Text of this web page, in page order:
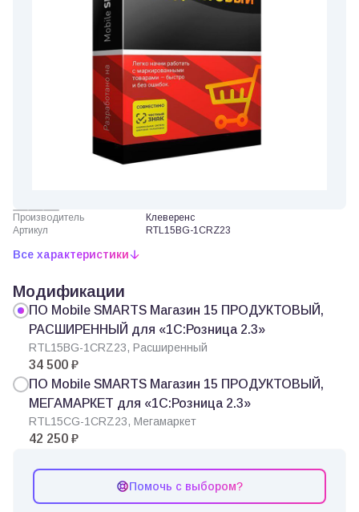
Производитель
Клеверенс
Артикул
RTL15BG-1CRZ23
Все характеристики
Модификации
ПО Mobile SMARTS Магазин 15 ПРОДУКТОВЫЙ,
РАСШИРЕННЫЙ для «1С:Розница 2.3»
RTL15BG-1CRZ23, Расширенный
34 500 ₽
ПО Mobile SMARTS Магазин 15 ПРОДУКТОВЫЙ,
МЕГАМАРКЕТ для «1С:Розница 2.3»
RTL15CG-1CRZ23, Мегамаркет
42 250 ₽
Помочь с выбором?